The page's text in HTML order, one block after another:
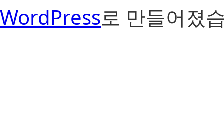
WordPress로 만들어졌